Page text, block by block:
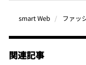
smart Web ファッ
関連記事